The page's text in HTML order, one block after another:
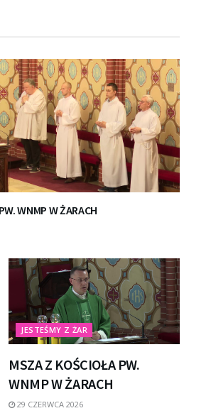
WNMP W ŻARACH
JESTEŚMY Z ŻAR
MSZA Z KOŚCIOŁA PW.
WNMP W ŻARACH
29 CZERWCA 2026